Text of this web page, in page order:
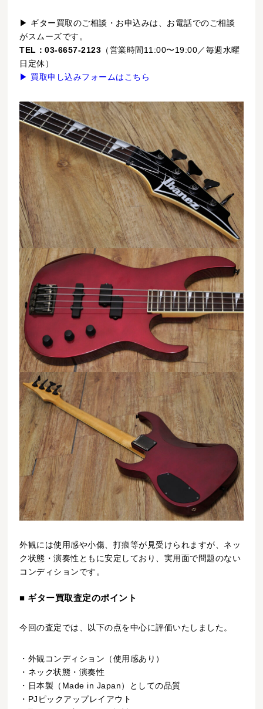
▶ ギター買取のご相談・お申込みは、お電話でのご相談
がスムーズです。
TEL：03-6657-2123 （営業時間11:00〜19:00／毎週水曜
日定休）
▶ 買取申し込みフォームはこちら
外観には使用感や小傷、打痕等が見受けられますが、ネッ
ク状態・演奏性ともに安定しており、実用面で問題のない
コンディションです。
■ ギター買取査定のポイント
今回の査定では、以下の点を中心に評価いたしました。
・外観コンディション（使用感あり）
・ネック状態・演奏性
・日本製（Made in Japan）としての品質
・PJピックアップレイアウト